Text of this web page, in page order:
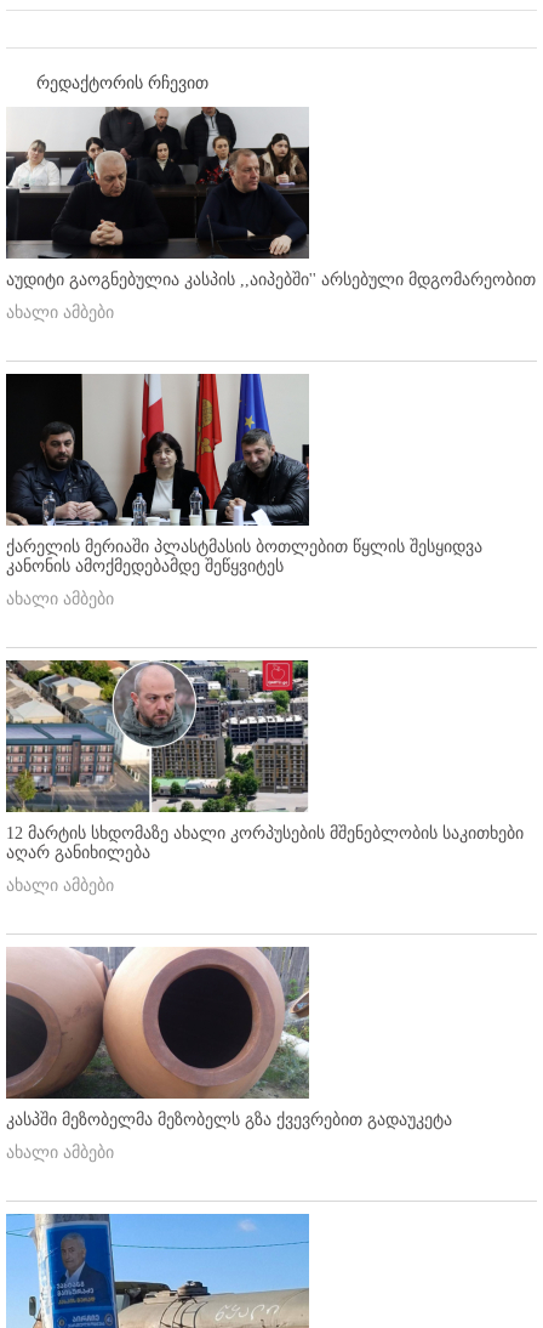
რედაქტორის რჩევით
აუდიტი გაოგნებულია კასპის ,,აიპებში'' არსებული მდგომარეობით
ახალი ამბები
ქარელის მერიაში პლასტმასის ბოთლებით წყლის შესყიდვა
კანონის ამოქმედებამდე შეწყვიტეს
ახალი ამბები
12 მარტის სხდომაზე ახალი კორპუსების მშენებლობის საკითხები
აღარ განიხილება
ახალი ამბები
კასპში მეზობელმა მეზობელს გზა ქვევრებით გადაუკეტა
ახალი ამბები